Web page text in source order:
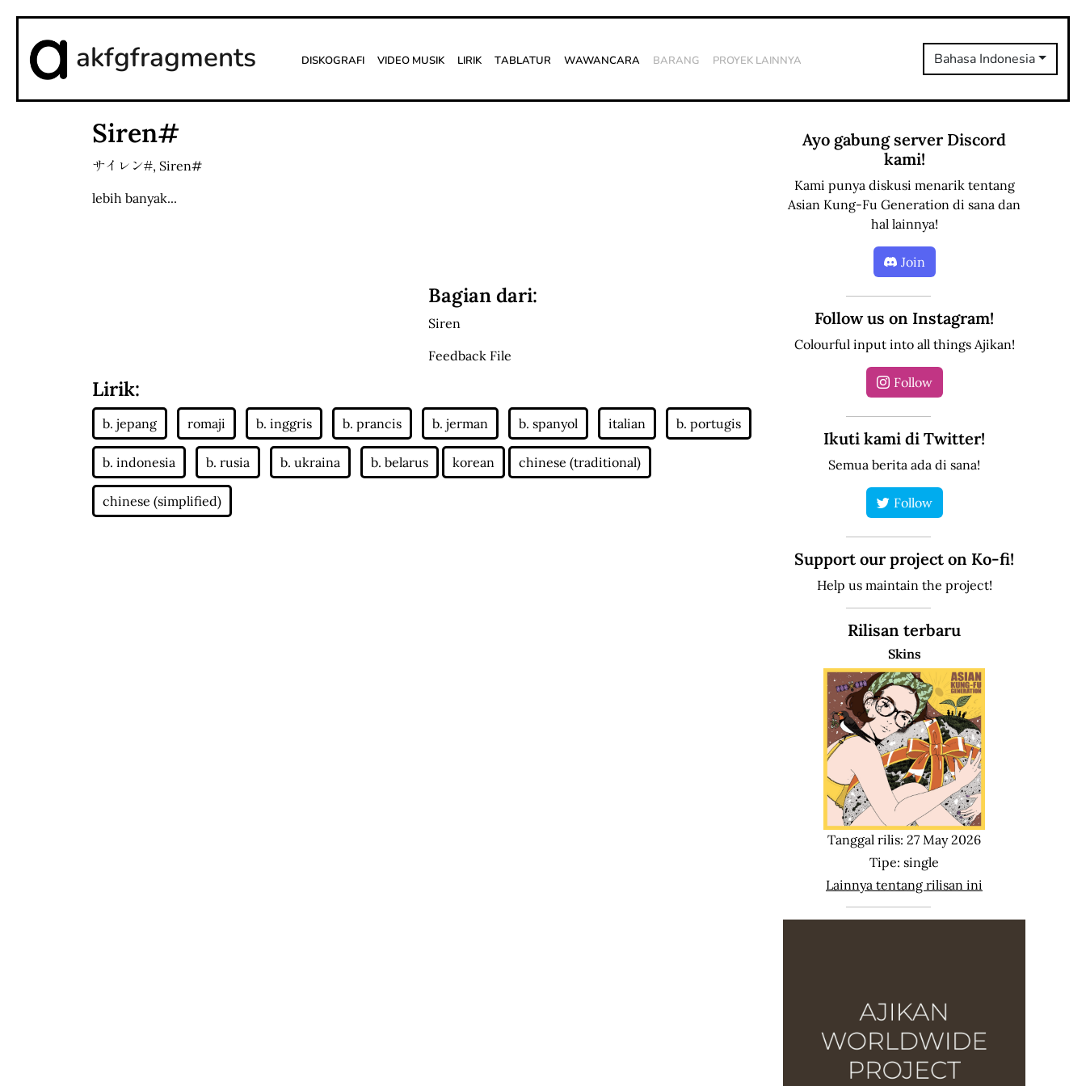
akfgfragments Diskografi Video Musik Lirik Tablatur Wawancara Barang Proyek Lainnya Bahasa Indonesia
Siren#
サイレン#, Siren#
lebih banyak...
Bagian dari:
Siren
Feedback File
Lirik:
Ayo gabung server Discord
kami!
Kami punya diskusi menarik tentang
Asian Kung-Fu Generation di sana dan
hal lainnya!
Join
Follow us on Instagram!
Colourful input into all things Ajikan!
Follow
Ikuti kami di Twitter!
Semua berita ada di sana!
Follow
Support our project on Ko-fi!
Help us maintain the project!
Rilisan terbaru
Skins
Tanggal rilis: 27 May 2026
Tipe: single
Lainnya tentang rilisan ini